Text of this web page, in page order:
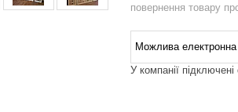
повернення товару
У компанії